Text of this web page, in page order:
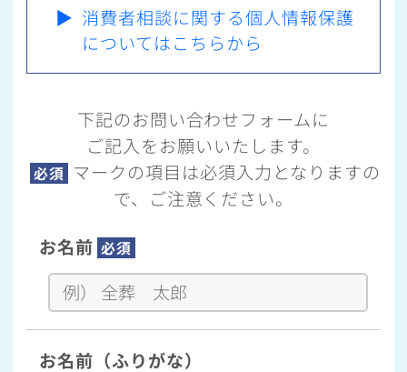
▶ 消費者相談に関する個人情報保護
についてはこちらから
下記のお問い合わせフォームに
ご記入をお願いいたします。
必須 マークの項目は必須入力となりますの
で、ご注意ください。
お名前 必須
お名前（ふりがな）